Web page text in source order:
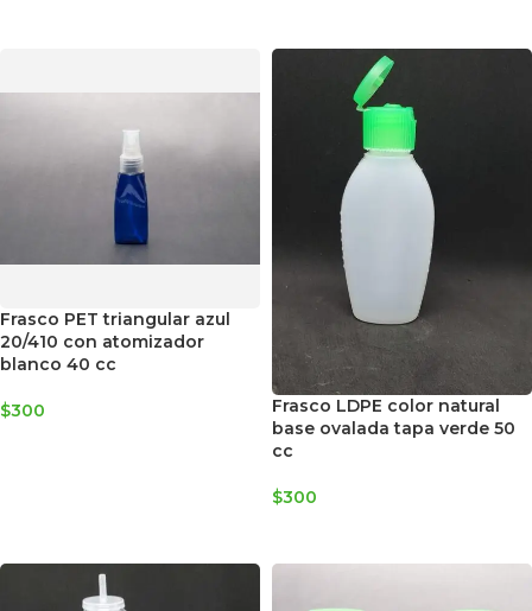
Frasco PET triangular azul
20/410 con atomizador
blanco 40 cc
$300
Frasco LDPE color natural
base ovalada tapa verde 50
cc
$300